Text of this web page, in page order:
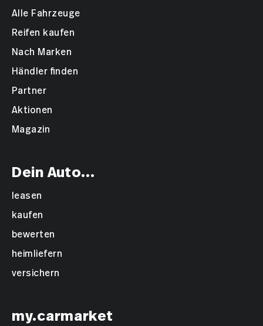
Alle Fahrzeuge
Reifen kaufen
Nach Marken
Händler finden
Partner
Aktionen
Magazin
Dein Auto...
leasen
kaufen
bewerten
heimliefern
versichern
my.carmarket